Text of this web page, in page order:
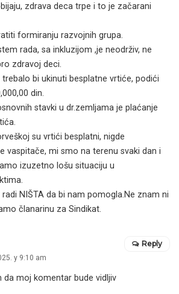
zdrava deca trpe i to je začarani
formiranju razvojnih grupa.
rada, sa inkluzijom ,je neodrživ, ne
zdravoj deci.
trebalo bi ukinuti besplatne vrtiće, podići
din.
stavki u dr.zemljama je plaćanje
su vrtići besplatni, nigde
vaspitače, mi smo na terenu svaki dan i
izuzetno lošu situaciju u
radi NIŠTA da bi nam pomogla.Ne znam ni
članarinu za Sindikat.
у 9:10 am
da moj komentar bude vidljiv
Reply